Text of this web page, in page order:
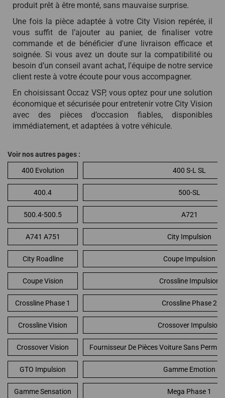
produit prêt à être monté, sans mauvaise surprise.
Une fois la pièce adaptée à votre City Vision repérée, il
vous suffit de l’ajouter au panier, de finaliser votre
commande et de bénéficier d'une livraison efficace et
soignée. Si vous avez un doute sur la compatibilité ou
besoin d’un conseil avant achat, l'équipe de notre service
client reste à votre écoute pour vous accompagner.
En choisissant Occaz VSP, vous optez pour une solution
économique et sécurisée pour entretenir votre City Vision
avec des pièces d’occasion fiables, disponibles
immédiatement, et adaptées à votre véhicule.
Voir nos autres pages :
400 Evolution
400 S-L SL
400.4 500-SL
500.4-500.5 A721
A741 A751 City Impulsion
City Roadline Coupe Impulsion
Coupe Vision Crossline Impulsion
Crossline Phase 1 Crossline Phase 2
Crossline Vision Crossover Impulsion
Crossover Vision Fournisseur De Pièces Voiture Sans Permis
GTO Impulsion Gamme Emotion
Gamme Sensation Mega Phase 1